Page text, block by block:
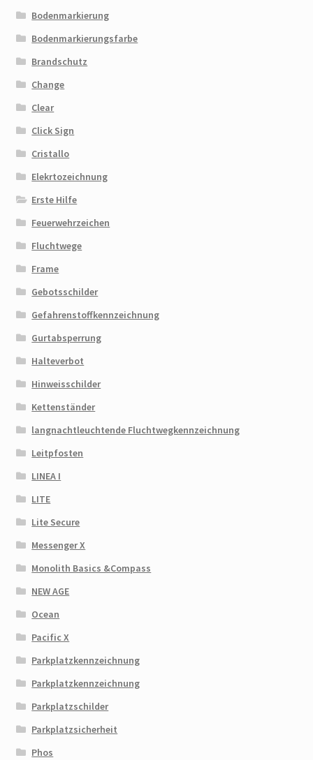
Bodenmarkierung
Bodenmarkierungsfarbe
Brandschutz
Change
Clear
Click Sign
Cristallo
Elekrtozeichnung
Erste Hilfe
Feuerwehrzeichen
Fluchtwege
Frame
Gebotsschilder
Gefahrenstoffkennzeichnung
Gurtabsperrung
Halteverbot
Hinweisschilder
Kettenständer
langnachtleuchtende Fluchtwegkennzeichnung
Leitpfosten
LINEA I
LITE
Lite Secure
Messenger X
Monolith Basics &Compass
NEW AGE
Ocean
Pacific X
Parkplatzkennzeichnung
Parkplatzkennzeichnung
Parkplatzschilder
Parkplatzsicherheit
Phos